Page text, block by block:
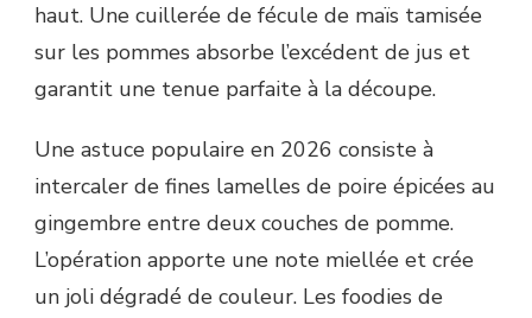
haut. Une cuillerée de fécule de maïs tamisée
sur les pommes absorbe l’excédent de jus et
garantit une tenue parfaite à la découpe.
Une astuce populaire en 2026 consiste à
intercaler de fines lamelles de poire épicées au
gingembre entre deux couches de pomme.
L’opération apporte une note miellée et crée
un joli dégradé de couleur. Les foodies de